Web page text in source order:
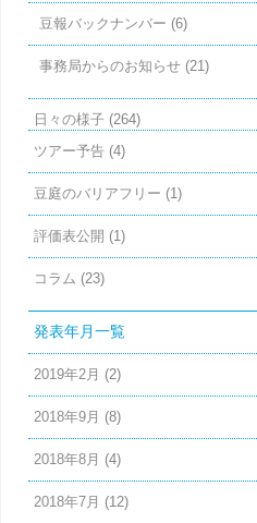
豆報バックナンバー (6)
事務局からのお知らせ (21)
日々の様子 (264)
ツアー予告 (4)
豆庭のバリアフリー (1)
評価表公開 (1)
コラム (23)
発表年月一覧
2019年2月 (2)
2018年9月 (8)
2018年8月 (4)
2018年7月 (12)